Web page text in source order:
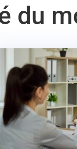
du